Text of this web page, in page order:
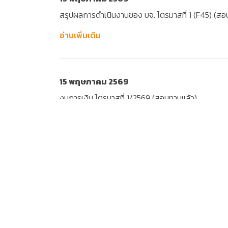
สรุปผลการดำเนินงานของ บจ. ไตรมาสที่ 1 (F45) (ส
อ่านเพิ่มเติม
15 พฤษภาคม 2569
งบการเงิน ไตรมาสที่ 1/2569 (สอบทานแล้ว)